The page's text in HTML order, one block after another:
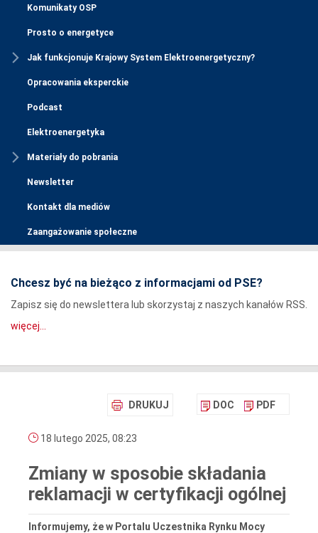
Komunikaty OSP
Prosto o energetyce
Jak funkcjonuje Krajowy System Elektroenergetyczny?
Opracowania eksperckie
Podcast
Elektroenergetyka
Materiały do pobrania
Newsletter
Kontakt dla mediów
Zaangażowanie społeczne
Chcesz być na bieżąco z informacjami od PSE?
Zapisz się do newslettera lub skorzystaj z naszych kanałów RSS.
więcej...
DRUKUJ DOC PDF
18 lutego 2025, 08:23
Zmiany w sposobie składania
reklamacji w certyfikacji ogólnej
Informujemy, że w Portalu Uczestnika Rynku Mocy